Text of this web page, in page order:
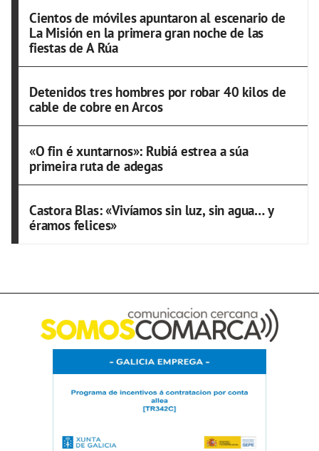
Cientos de móviles apuntaron al escenario de
La Misión en la primera gran noche de las
fiestas de A Rúa
Detenidos tres hombres por robar 40 kilos de
cable de cobre en Arcos
«O fin é xuntarnos»: Rubiá estrea a súa
primeira ruta de adegas
Castora Blas: «Vivíamos sin luz, sin agua… y
éramos felices»